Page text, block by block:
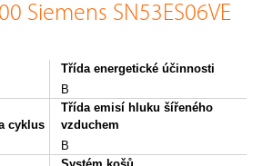
Siemens SN53ES06VE
Třída energetické účinnosti
B
cyklus
Třída emisí hluku šířeného
vzduchem
B